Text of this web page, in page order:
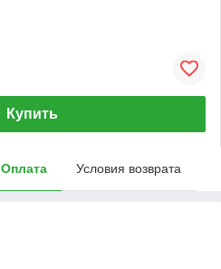
Купить
Оплата Условия возврата